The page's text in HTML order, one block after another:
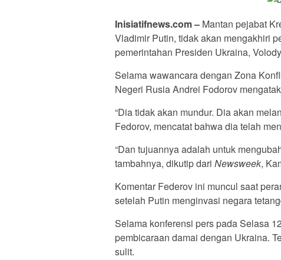
Inisiatifnews.com – Mantan pejabat
Vladimir Putin, tidak akan mengakhiri
pemerintahan Presiden Ukraina,
Selama wawancara dengan Zona
Negeri Rusia Andrei Fodorov
“Dia tidak akan mundur. Dia akan
Fedorov, mencatat bahwa dia telah
“Dan tujuannya adalah untuk
tambahnya, dikutip dari Newsweek,
Komentar Federov ini muncul saat
setelah Putin menginvasi negara
Selama konferensi pers pada Selasa
pembicaraan damai dengan Ukraina.
sulit.